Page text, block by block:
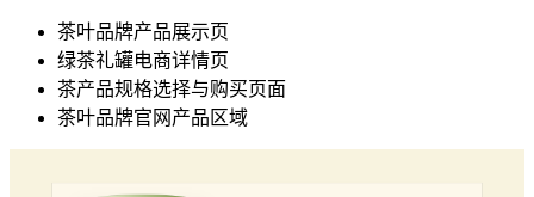
茶叶品牌产品展示页
绿茶礼罐电商详情页
茶产品规格选择与购买页面
茶叶品牌官网产品区域